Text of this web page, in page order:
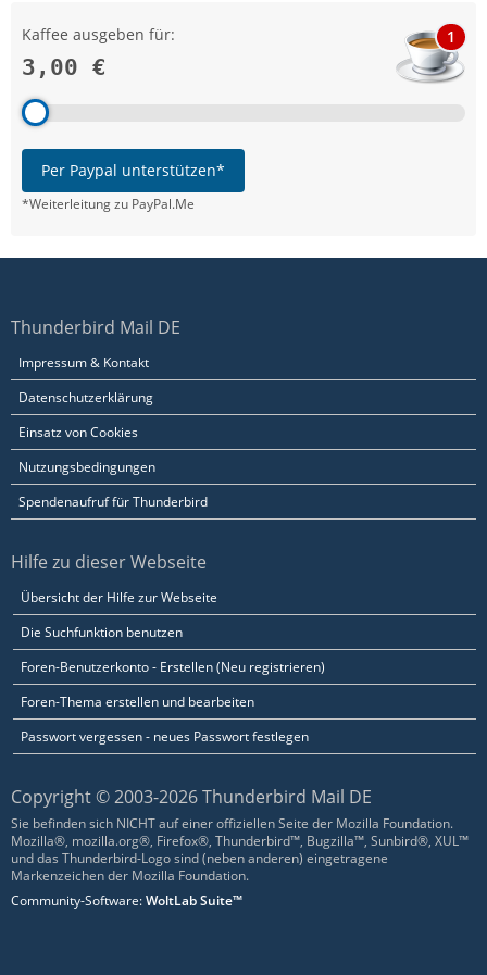
Kaffee ausgeben für:
3,00 €
1
Per Paypal unterstützen*
*Weiterleitung zu PayPal.Me
Thunderbird Mail DE
Impressum & Kontakt
Datenschutzerklärung
Einsatz von Cookies
Nutzungsbedingungen
Spendenaufruf für Thunderbird
Hilfe zu dieser Webseite
Übersicht der Hilfe zur Webseite
Die Suchfunktion benutzen
Foren-Benutzerkonto - Erstellen (Neu registrieren)
Foren-Thema erstellen und bearbeiten
Passwort vergessen - neues Passwort festlegen
Copyright © 2003-2026 Thunderbird Mail DE
Sie befinden sich NICHT auf einer offiziellen Seite der Mozilla Foundation.
Mozilla®, mozilla.org®, Firefox®, Thunderbird™, Bugzilla™, Sunbird®, XUL™
und das Thunderbird-Logo sind (neben anderen) eingetragene
Markenzeichen der Mozilla Foundation.
Community-Software:WoltLab Suite™